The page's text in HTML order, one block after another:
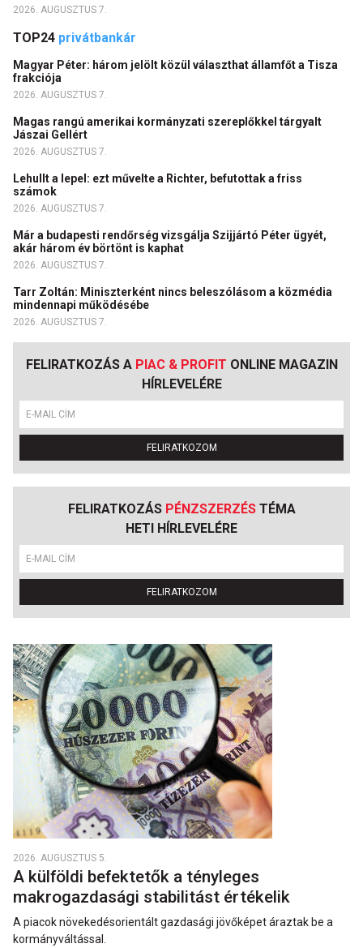
2026. AUGUSZTUS 7.
TOP24 privátbankár
Magyar Péter: három jelölt közül választhat államfőt a Tisza
frakciója
2026. AUGUSZTUS 7.
Magas rangú amerikai kormányzati szereplőkkel tárgyalt
Jászai Gellért
2026. AUGUSZTUS 7.
Lehullt a lepel: ezt művelte a Richter, befutottak a friss
számok
2026. AUGUSZTUS 7.
Már a budapesti rendőrség vizsgálja Szijjártó Péter ügyét,
akár három év börtönt is kaphat
2026. AUGUSZTUS 7.
Tarr Zoltán: Miniszterként nincs beleszólásom a közmédia
mindennapi működésébe
2026. AUGUSZTUS 7.
FELIRATKOZÁS A PIAC & PROFIT ONLINE MAGAZIN
HÍRLEVELÉRE
FELIRATKOZOM
FELIRATKOZÁS PÉNZSZERZÉSTÉMA
HETI HÍRLEVELÉRE
FELIRATKOZOM
2026. AUGUSZTUS 5.
A külföldi befektetők a tényleges
makrogazdasági stabilitást értékelik
A piacok növekedésorientált gazdasági jövőképet áraztak be a
kormányváltással.